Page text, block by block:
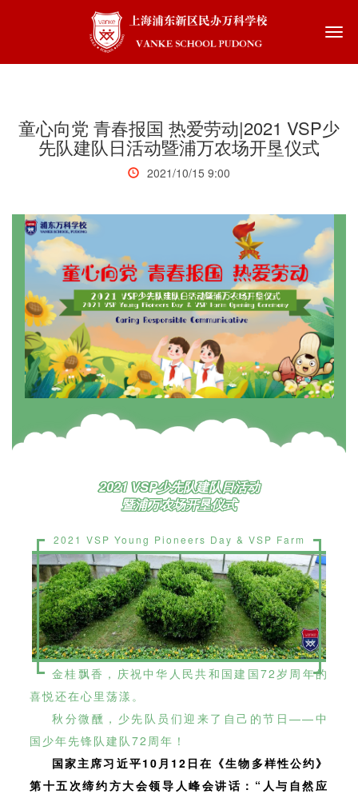
童心向党 青春报国 热爱劳动|2021 VSP少
先队建队日活动暨浦万农场开垦仪式
2021/10/15 9:00
2021 VSP少先队建队日活动
暨浦万农场开垦仪式
2021 VSP Young Pioneers Day & VSP Farm
Opening Ceremony
金桂飘香，庆祝中华人民共和国建国72岁周年的
喜悦还在心里荡漾。
秋分微醺，少先队员们迎来了自己的节日——中
国少年先锋队建队72周年！
国家主席习近平10月12日在《生物多样性公约》
第十五次缔约方大会领导人峰会讲话：“人与自然应